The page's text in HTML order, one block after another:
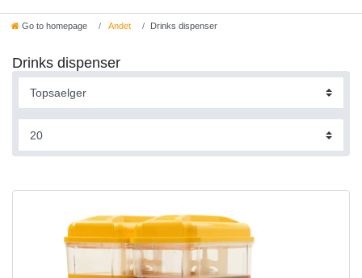
Go to homepage Andet Drinks dispenser
Drinks dispenser